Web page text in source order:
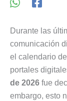
Durante las
comunicación
el calendario
portales
de 2026 fue
embargo, esto